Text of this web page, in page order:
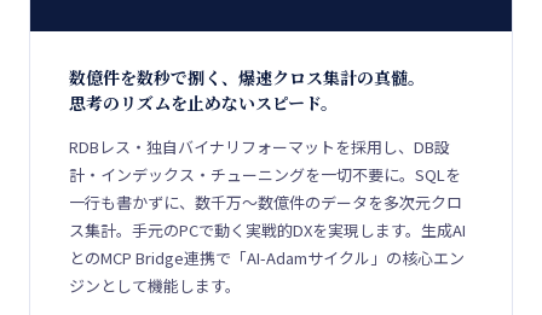
数億件を数秒で捌く、爆速クロス集計の真髄。
思考のリズムを止めないスピード。
RDBレス・独自バイナリフォーマットを採用し、DB設
計・インデックス・チューニングを一切不要に。SQLを
一行も書かずに、数千万～数億件のデータを多次元クロ
ス集計。手元のPCで動く実戦的DXを実現します。生成AI
とのMCP Bridge連携で「AI-Adamサイクル」の核心エン
ジンとして機能します。